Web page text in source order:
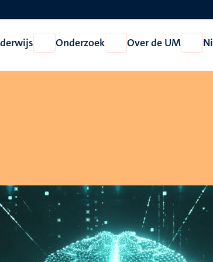
Open
Onderwijs
Onderzoek
Open
Onderzoek
Over de UM
Open
Over